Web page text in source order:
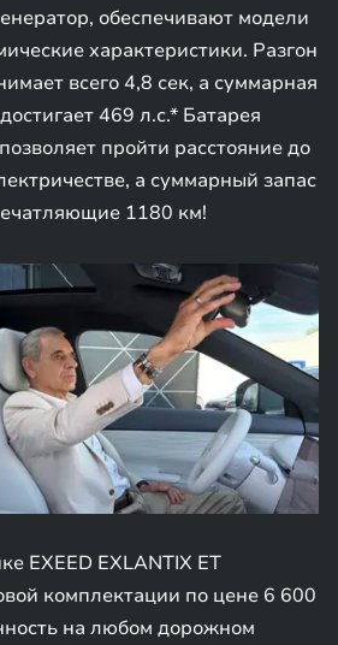
обеспечивают модели
характеристики. Разгон
всего 4,8 сек, а суммарная
469 л.с.* Батарея
пройти расстояние до
а суммарный запас
1180 км!
EXEED EXLANTIX ET
комплектации по цене 6 600
на любом дорожном